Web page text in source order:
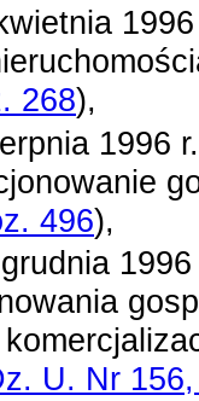
268),
1996
496),
U. Nr